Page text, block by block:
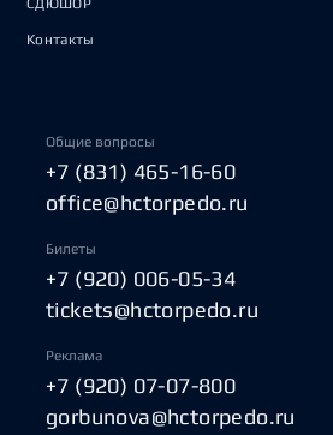
СДЮШОР
Контакты
Общие вопросы
+7 (831) 465-16-60
office@hctorpedo.ru
Билеты
+7 (920) 006-05-34
tickets@hctorpedo.ru
Реклама
+7 (920) 07-07-800
gorbunova@hctorpedo.ru